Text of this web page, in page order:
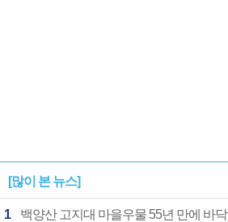
[많이 본 뉴스]
1 백양산 고지대 마을우물 55년 만에 바닥